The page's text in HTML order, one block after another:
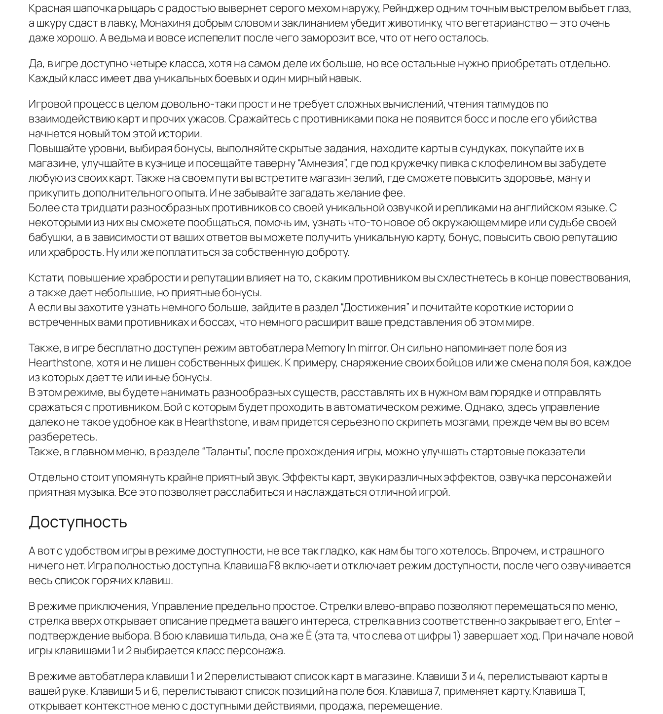
Красная шапочка рыцарь с радостью вывернет серого мехом наружу, Рейнджер одним точным выстрелом выбьет глаз,
а шкуру сдаст в лавку, Монахиня добрым словом и заклинанием убедит животинку, что вегетарианство — это очень
даже хорошо. А ведьма и вовсе испепелит после чего заморозит все, что от него осталось.
Да, в игре доступно четыре класса, хотя на самом деле их больше, но все остальные нужно приобретать отдельно.
Каждый класс имеет два уникальных боевых и один мирный навык.
Игровой процесс в целом довольно-таки прост и не требует сложных вычислений, чтения талмудов по
взаимодействию карт и прочих ужасов. Сражайтесь с противниками пока не появится босс и после его убийства
начнется новый том этой истории.
Повышайте уровни, выбирая бонусы, выполняйте скрытые задания, находите карты в сундуках, покупайте их в
магазине, улучшайте в кузнице и посещайте таверну “Амнезия”, где под кружечку пивка с клофелином вы забудете
любую из своих карт. Также на своем пути вы встретите магазин зелий, где сможете повысить здоровье, ману и
прикупить дополнительного опыта. И не забывайте загадать желание фее.
Более ста тридцати разнообразных противников со своей уникальной озвучкой и репликами на английском языке. С
некоторыми из них вы сможете пообщаться, помочь им, узнать что-то новое об окружающем мире или судьбе своей
бабушки, а в зависимости от ваших ответов вы можете получить уникальную карту, бонус, повысить свою репутацию
или храбрость. Ну или же поплатиться за собственную доброту.
Кстати, повышение храбрости и репутации влияет на то, с каким противником вы схлестнетесь в конце повествования,
а также дает небольшие, но приятные бонусы.
А если вы захотите узнать немного больше, зайдите в раздел “Достижения” и почитайте короткие истории о
встреченных вами противниках и боссах, что немного расширит ваше представления об этом мире.
Также, в игре бесплатно доступен режим автобатлера Memory In mirror. Он сильно напоминает поле боя из
Hearthstone, хотя и не лишен собственных фишек. К примеру, снаряжение своих бойцов или же смена поля боя, каждое
из которых дает те или иные бонусы.
В этом режиме, вы будете нанимать разнообразных существ, расставлять их в нужном вам порядке и отправлять
сражаться с противником. Бой с которым будет проходить в автоматическом режиме. Однако, здесь управление
далеко не такое удобное как в Hearthstone, и вам придется серьезно по скрипеть мозгами, прежде чем вы во всем
разберетесь.
Также, в главном меню, в разделе “Таланты”, после прохождения игры, можно улучшать стартовые показатели
Отдельно стоит упомянуть крайне приятный звук. Эффекты карт, звуки различных эффектов, озвучка персонажей и
приятная музыка. Все это позволяет расслабиться и наслаждаться отличной игрой.
Доступность
А вот с удобством игры в режиме доступности, не все так гладко, как нам бы того хотелось. Впрочем, и страшного
ничего нет. Игра полностью доступна. Клавиша F8 включает и отключает режим доступности, после чего озвучивается
весь список горячих клавиш.
В режиме приключения, Управление предельно простое. Стрелки влево-вправо позволяют перемещаться по меню,
стрелка вверх открывает описание предмета вашего интереса, стрелка вниз соответственно закрывает его, Enter –
подтверждение выбора. В бою клавиша тильда, она же Ё (эта та, что слева от цифры 1) завершает ход. При начале новой
игры клавишами 1 и 2 выбирается класс персонажа.
В режиме автобатлера клавиши 1 и 2 перелистывают список карт в магазине. Клавиши 3 и 4, перелистывают карты в
вашей руке. Клавиши 5 и 6, перелистывают список позиций на поле боя. Клавиша 7, применяет карту. Клавиша T,
открывает контекстное меню с доступными действиями, продажа, перемещение.